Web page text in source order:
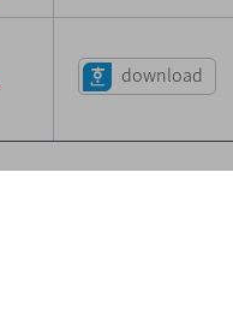
download